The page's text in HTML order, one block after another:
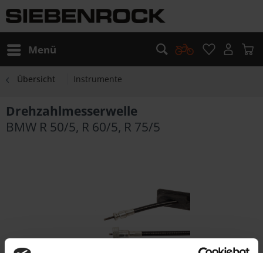
Menü
Übersicht Instrumente
Drehzahlmesserwelle
BMW R 50/5, R 60/5, R 75/5